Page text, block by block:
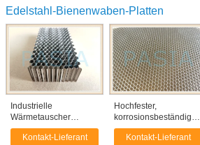
Edelstahl-Bienenwaben-Platten
Industrielle
Wärmetauscher
verwenden einen
hochfesten,
Kontakt-Lieferant
Hochfester,
korrosionsbeständiger,
poröser Sandwich-
Struktur-Edelstahl-
Kontakt-Lieferant